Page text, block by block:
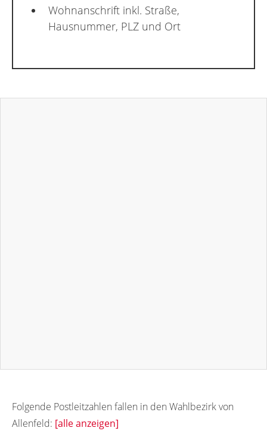
Wohnanschrift inkl. Straße,
Hausnummer, PLZ und Ort
Folgende Postleitzahlen fallen in den Wahlbezirk von
Allenfeld: [alle anzeigen]